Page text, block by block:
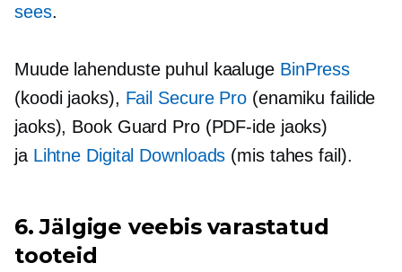
sees.
Muude lahenduste puhul kaaluge BinPress
(koodi jaoks), Fail Secure Pro (enamiku failide
jaoks), Book Guard Pro (PDF-ide jaoks)
ja Lihtne Digital Downloads (mis tahes fail).
6. Jälgige veebis varastatud
tooteid